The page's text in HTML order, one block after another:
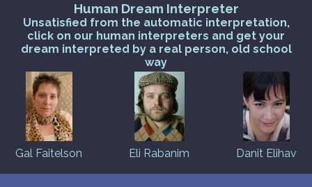
Human Dream Interpreter
Unsatisfied from the automatic interpretation,
click on our human interpreters and get your
dream interpreted by a real person, old school
way
Gal Faitelson Eli Rabanim Danit Elihav